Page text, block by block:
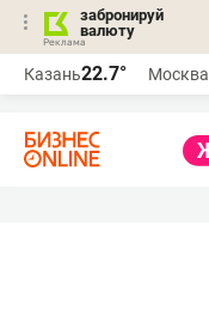
забронируй
валюту
Казань22.7° Москва